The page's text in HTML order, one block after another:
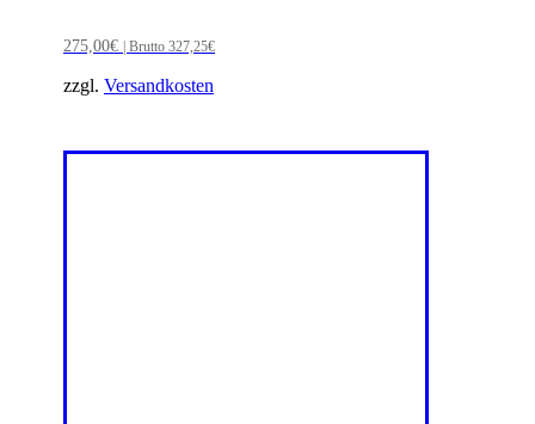
275,00€ | Brutto 327,25€
zzgl. Versandkosten